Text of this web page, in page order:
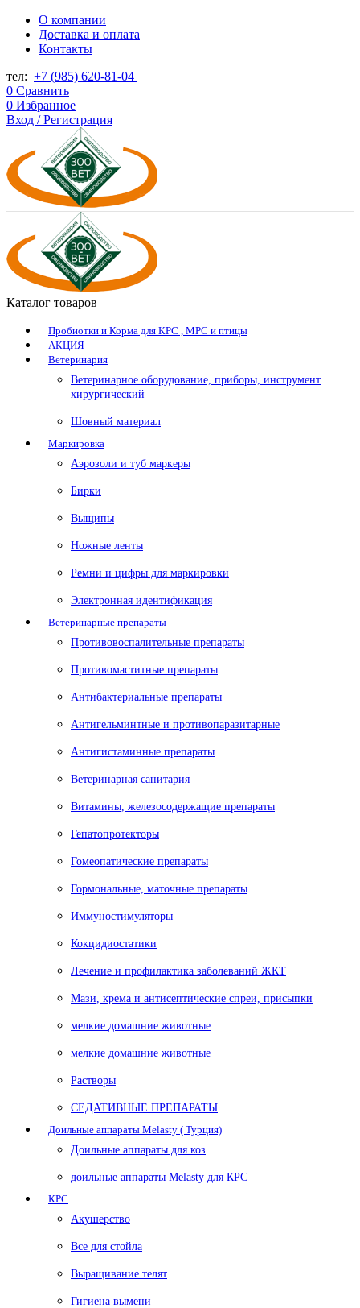
О компании
Доставка и оплата
Контакты
тел: +7 (985) 620-81-04
0 Сравнить
0 Избранное
Вход / Регистрация
Каталог товаров
Пробиотки и Корма для КРС , МРС и птицы
АКЦИЯ
Ветеринария
Ветеринарное оборудование, приборы, инструмент
хирургический
Шовный материал
Маркировка
Аэрозоли и туб маркеры
Бирки
Выщипы
Ножные ленты
Ремни и цифры для маркировки
Электронная идентификация
Ветеринарные препараты
Противовоспалительные препараты
Противомаститные препараты
Антибактериальные препараты
Антигельминтные и противопаразитарные
Антигистаминные препараты
Ветеринарная санитария
Витамины, железосодержащие препараты
Гепатопротекторы
Гомеопатические препараты
Гормональные, маточные препараты
Иммуностимуляторы
Кокцидиостатики
Лечение и профилактика заболеваний ЖКТ
Мази, крема и антисептические спреи, присыпки
мелкие домашние животные
мелкие домашние животные
Растворы
СЕДАТИВНЫЕ ПРЕПАРАТЫ
Доильные аппараты Melasty ( Турция)
Доильные аппараты для коз
доильные аппараты Melasty для КРС
КРС
Акушерство
Все для стойла
Выращивание телят
Гигиена вымени